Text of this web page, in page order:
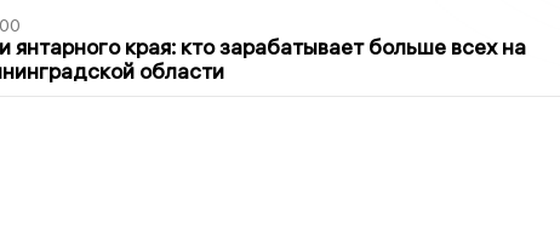
янтарного края: кто зарабатывает больше всех на
области